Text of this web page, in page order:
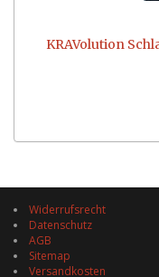
KRAVolution
Widerrufsrecht
Datenschutz
AGB
Sitemap
Versandkosten